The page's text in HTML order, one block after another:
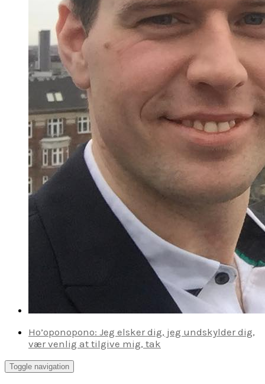
Ho’oponopono: Jeg elsker dig, jeg undskylder dig,
vær venlig at tilgive mig, tak
Toggle navigation